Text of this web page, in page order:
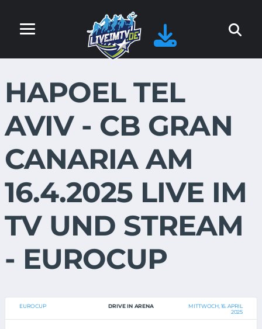
HAPOEL TEL
AVIV - CB GRAN
CANARIA AM
16.4.2025 LIVE IM
TV UND STREAM
- EUROCUP
EUROCUP DRIVE IN ARENA
MITTWOCH, 16. APRIL
2025